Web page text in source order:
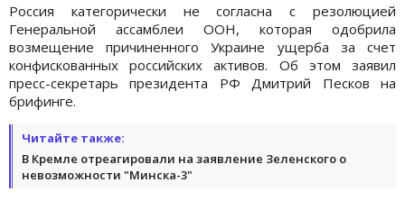
Россия категорически не согласна с резолюцией
Генеральной ассамблеи ООН, которая одобрила
возмещение причиненного Украине ущерба за счет
конфискованных российских активов. Об этом заявил
пресс-секретарь президента РФ Дмитрий Песков на
брифинге.
Читайте также:
В Кремле отреагировали на заявление Зеленского о
невозможности "Минска-3"